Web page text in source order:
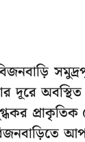
দূরে
প্রাকৃতিক